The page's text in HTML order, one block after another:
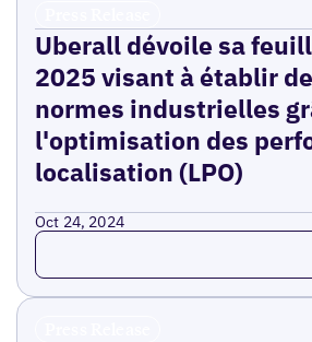
Uberall dévoile sa
2025 visant à établir
normes industrielles
l'optimisation des
localisation (LPO)
Oct 24, 2024
Read more